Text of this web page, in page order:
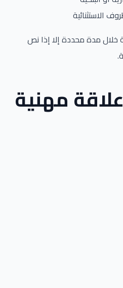
الاستثنائية
خلال مدة محددة إلا إذا نص
مهنية